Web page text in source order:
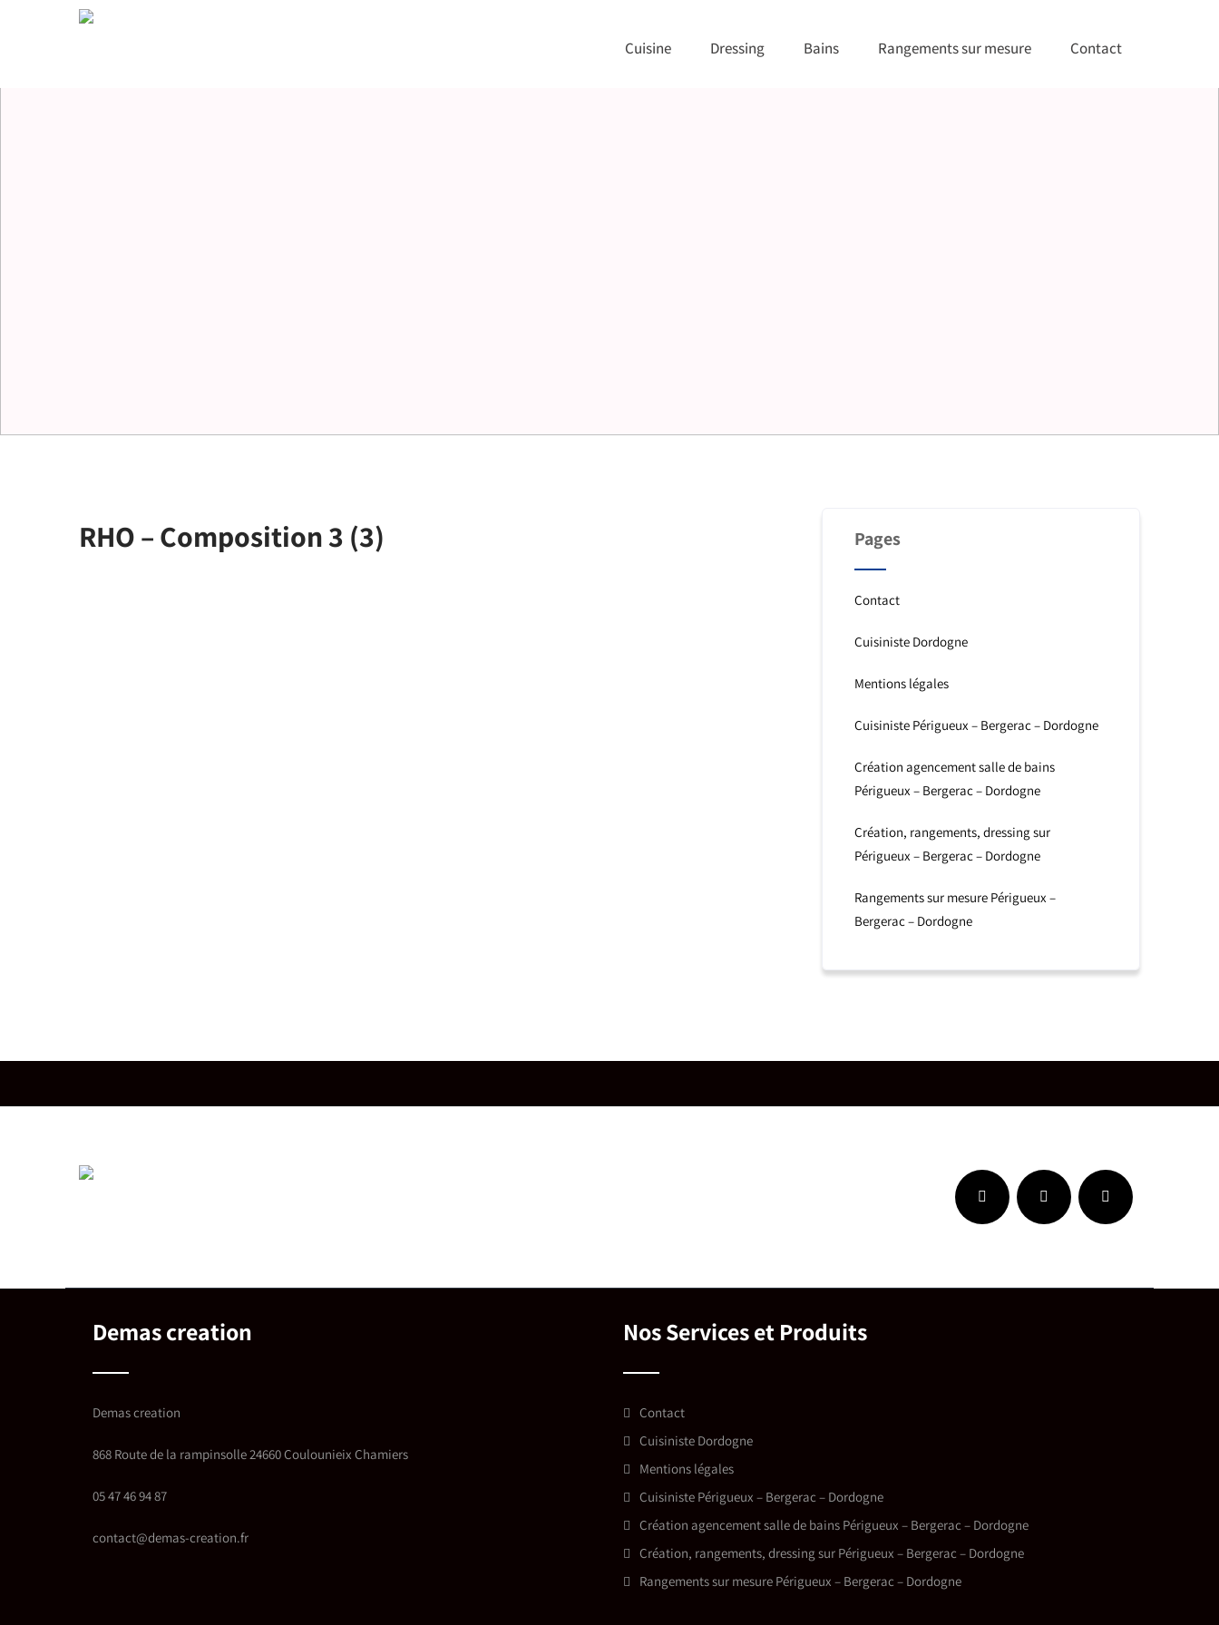
Cuisine Dressing Bains Rangements sur mesure Contact
RHO – Composition 3 (3) Pages
Contact
Cuisiniste Dordogne
Mentions légales
Cuisiniste Périgueux – Bergerac – Dordogne
Création agencement salle de bains
Périgueux – Bergerac – Dordogne
Création, rangements, dressing sur
Périgueux – Bergerac – Dordogne
Rangements sur mesure Périgueux –
Bergerac – Dordogne
Demas creation
Demas creation
868 Route de la rampinsolle 24660 Coulounieix Chamiers
05 47 46 94 87
contact@demas-creation.fr
Nos Services et Produits
Contact
Cuisiniste Dordogne
Mentions légales
Cuisiniste Périgueux – Bergerac – Dordogne
Création agencement salle de bains Périgueux – Bergerac – Dordogne
Création, rangements, dressing sur Périgueux – Bergerac – Dordogne
Rangements sur mesure Périgueux – Bergerac – Dordogne